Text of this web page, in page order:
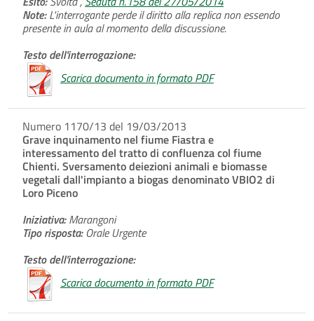
Note:L'interrogante perde il diritto alla replica non essendo
presente in aula al momento della discussione.
Testo dell'interrogazione:
Scarica documento in formato PDF
Numero 1170/13 del 19/03/2013
Grave inquinamento nel fiume Fiastra e
interessamento del tratto di confluenza col fiume
Chienti. Sversamento deiezioni animali e biomasse
vegetali dall'impianto a biogas denominato VBIO2 di
Loro Piceno
Iniziativa:Marangoni
Tipo risposta:Orale Urgente
Testo dell'interrogazione:
Scarica documento in formato PDF